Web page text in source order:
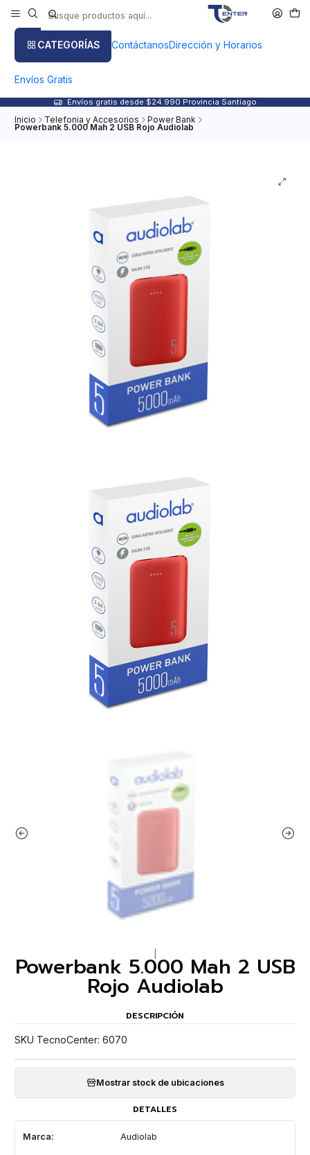
CATEGORÍAS ContáctanosDirección y Horarios
Envíos Gratis
Envíos gratis desde $24.990 Provincia Santiago
Inicio Telefonia y Accesorios Power Bank
Powerbank 5.000 Mah 2 USB Rojo Audiolab
Powerbank 5.000 Mah 2 USB
Rojo Audiolab
DESCRIPCIÓN
SKU TecnoCenter: 6070
Mostrar stock de ubicaciones
DETALLES
Marca: Audiolab